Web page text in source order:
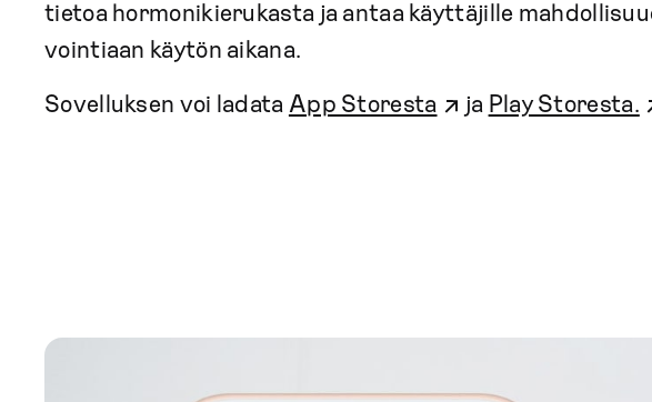
tietoa hormonikierukasta ja antaa käyttäjille
vointiaan käytön aikana.
Sovelluksen voi ladata App Storesta ja Play Storesta.